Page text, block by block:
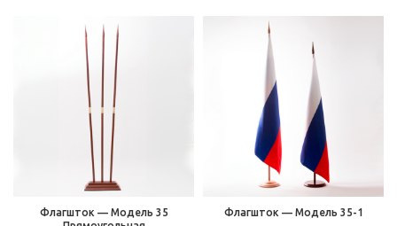
Флагшток — Модель 35
Флагшток — Модель 35-1